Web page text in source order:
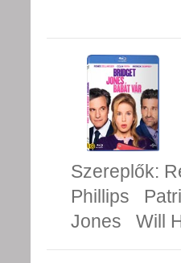
Szereplők:
Phillips
Jones
Will